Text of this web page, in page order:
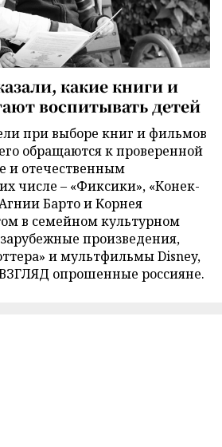
какие книги и
воспитывать детей
при выборе книг и фильмов
обращаются к проверенной
и отечественным
числе – «Фиксики», «Конек-
Барто и Корнея
в семейном культурном
произведения,
и мультфильмы Disney,
ВЗГЛЯД опрошенные россияне.